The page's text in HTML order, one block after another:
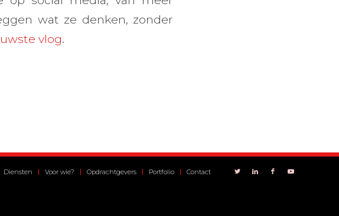
wat ze denken, zonder
vlog.
Diensten Voor wie? Opdrachtgevers Portfolio Contact